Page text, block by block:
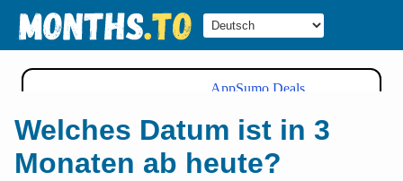
Welches Datum ist in 3
Monaten ab heute?